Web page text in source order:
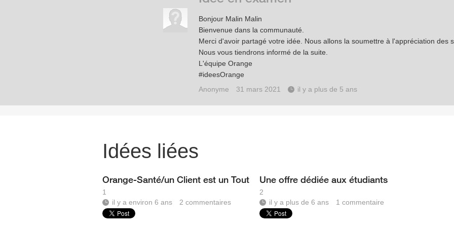
Bonjour Malin Malin
Bienvenue dans la communauté.
Merci d'avoir partagé votre idée. Nous allons la soumettre à l'appréciation des
Nous vous tiendrons informé de la suite.
L'équipe Orange
#ideesOrange
Anonyme
31 mars 2021 il y a plus de 5 ans
Idées liées
Orange-Santé/un Client est un Tout
1
il y a environ 6 ans
2 commentaires
Une offre dédiée aux étudiants
2
il y a plus de 6 ans
1commentaire